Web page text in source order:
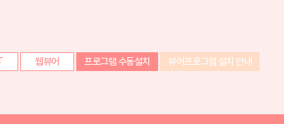
웹뷰어 프로그램 수동설치 뷰어프로그램 설치 안내